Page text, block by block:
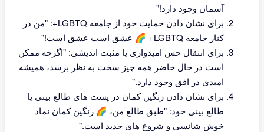
آسمان وجود دارد!"
برای نشان دادن حمایت خود از جامعه LGBTQ+: "من در
کنار جامعه LGBTQ+ 🌈 عشق است عشق است!"
برای انتقال حس امیدواری یا مثبت اندیشی: "اگرچه ممکن
است در حال حاضر همه چیز سخت به نظر برسد، همیشه
امیدی در افق وجود دارد."
برای نشان دادن رنگین کمان در پست های طالع بینی یا
طالع بینی خود: "طبق طالع من، 🌈 رنگین کمان نماد
خوش شانسی و شروع های جدید است."